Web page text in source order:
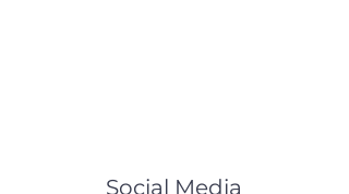
Social Media